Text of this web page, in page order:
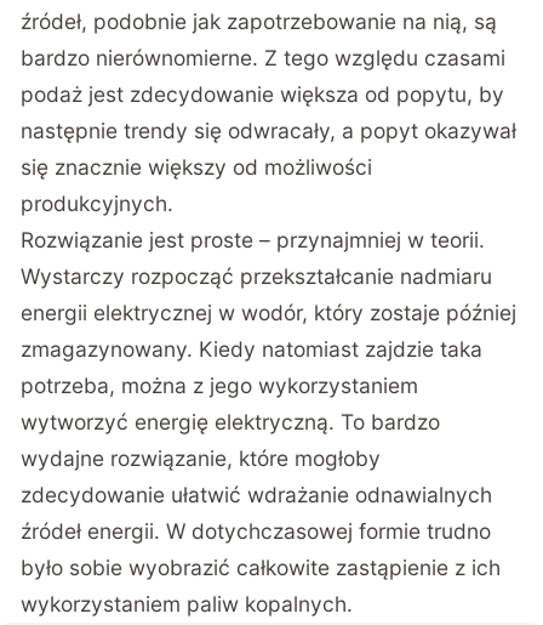
źródeł, podobnie jak zapotrzebowanie na nią, są
bardzo nierównomierne. Z tego względu czasami
podaż jest zdecydowanie większa od popytu, by
następnie trendy się odwracały, a popyt okazywał
się znacznie większy od możliwości
produkcyjnych.
Rozwiązanie jest proste – przynajmniej w teorii.
Wystarczy rozpocząć przekształcanie nadmiaru
energii elektrycznej w wodór, który zostaje później
zmagazynowany. Kiedy natomiast zajdzie taka
potrzeba, można z jego wykorzystaniem
wytworzyć energię elektryczną. To bardzo
wydajne rozwiązanie, które mogłoby
zdecydowanie ułatwić wdrażanie odnawialnych
źródeł energii. W dotychczasowej formie trudno
było sobie wyobrazić całkowite zastąpienie z ich
wykorzystaniem paliw kopalnych.